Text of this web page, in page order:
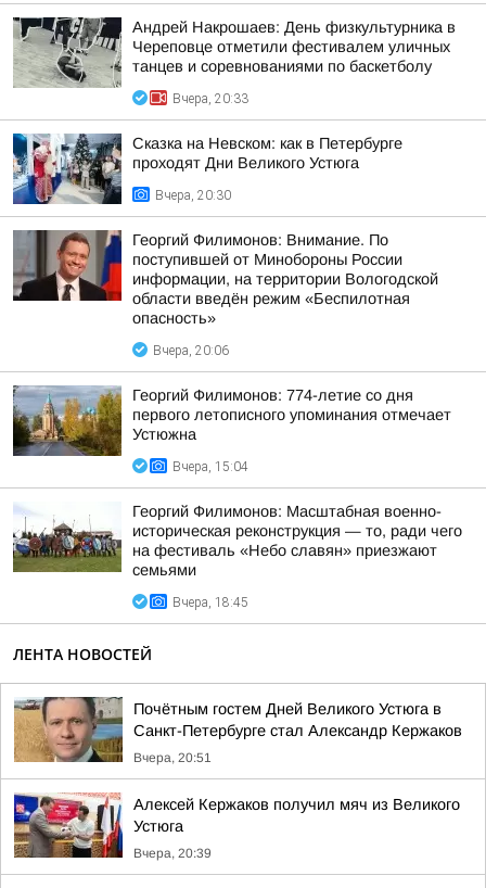
Андрей Накрошаев: День физкультурника в
Череповце отметили фестивалем уличных
танцев и соревнованиями по баскетболу
Вчера, 20:33
Сказка на Невском: как в Петербурге
проходят Дни Великого Устюга
Вчера, 20:30
Георгий Филимонов: Внимание. По
поступившей от Минобороны России
информации, на территории Вологодской
области введён режим «Беспилотная
опасность»
Вчера, 20:06
Георгий Филимонов: 774-летие со дня
первого летописного упоминания отмечает
Устюжна
Вчера, 15:04
Георгий Филимонов: Масштабная военно-
историческая реконструкция — то, ради чего
на фестиваль «Небо славян» приезжают
семьями
Вчера, 18:45
ЛЕНТА НОВОСТЕЙ
Почётным гостем Дней Великого Устюга в
Санкт-Петербурге стал Александр Кержаков
Вчера, 20:51
Алексей Кержаков получил мяч из Великого
Устюга
Вчера, 20:39